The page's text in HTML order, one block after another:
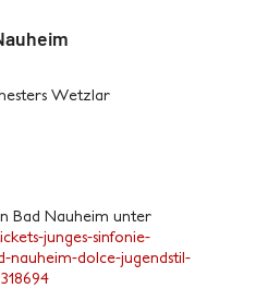
Wetzlar
Bad Nauheim unter
junges-sinfonie-
nauheim-dolce-jugendstil-